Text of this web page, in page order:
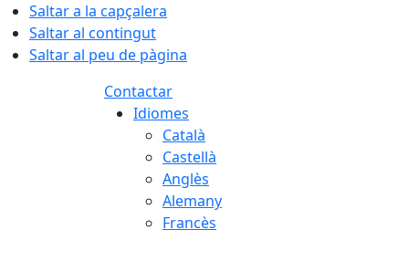
Saltar a la capçalera
Saltar al contingut
Saltar al peu de pàgina
Contactar
Idiomes
Català
Castellà
Anglès
Alemany
Francès